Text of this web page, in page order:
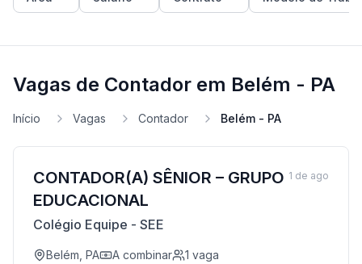
Vagas de Contador em Belém - PA
Início Vagas Contador Belém - PA
CONTADOR(A) SÊNIOR – GRUPO
EDUCACIONAL
Colégio Equipe - SEE
Belém, PA A combinar 1 vaga
1 de ago